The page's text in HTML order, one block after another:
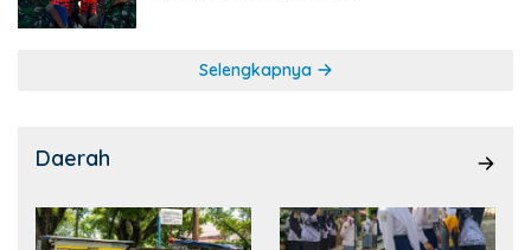
Selengkapnya
Daerah